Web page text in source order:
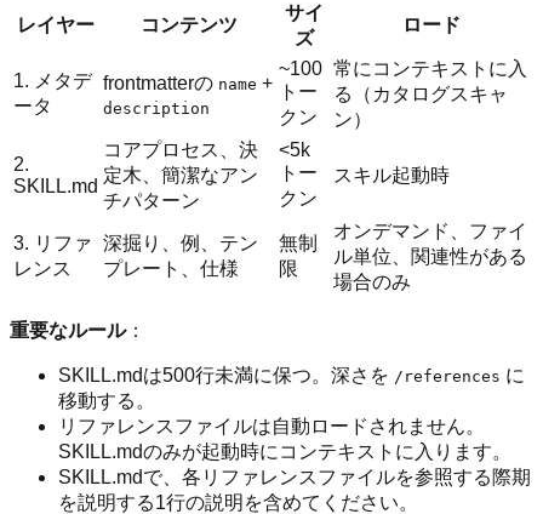
レイヤー コンテンツ
サイ
ズ
ロード
1. メタデ
ータ
frontmatterの name +
description
~100
トー
クン
常にコンテキストに入
る（カタログスキャ
ン）
2.
SKILL.md
コアプロセス、決
定木、簡潔なアン
チパターン
<5k
トー
クン
スキル起動時
3. リファ
レンス
深掘り、例、テン
プレート、仕様
無制
限
オンデマンド、ファイ
ル単位、関連性がある
場合のみ
重要なルール：
SKILL.mdは500行未満に保つ。深さを /references に
移動する。
リファレンスファイルは自動ロードされません。
SKILL.mdのみが起動時にコンテキストに入ります。
SKILL.mdで、各リファレンスファイルを参照する際期
を説明する1行の説明を含めてください。